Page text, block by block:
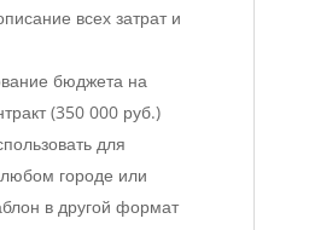
всех затрат и
бюджета на
(350 000 руб.)
для
любом городе или
в другой формат